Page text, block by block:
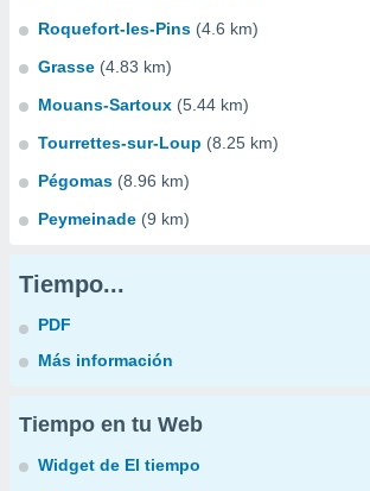
Roquefort-les-Pins (4.6 km)
Grasse (4.83 km)
Mouans-Sartoux (5.44 km)
Tourrettes-sur-Loup (8.25 km)
Pégomas (8.96 km)
Peymeinade (9 km)
Tiempo...
PDF
Más información
Tiempo en tu Web
Widget de El tiempo